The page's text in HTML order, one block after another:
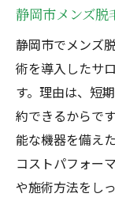
痛みと
毛法
静岡
向
理想の清
イド
静岡市
は
静岡市メンズ脱
静岡市でメンズ
術を導入したサ
す。理由は、短
約できるからで
能な機器を備え
コストパフォー
や施術方法をし